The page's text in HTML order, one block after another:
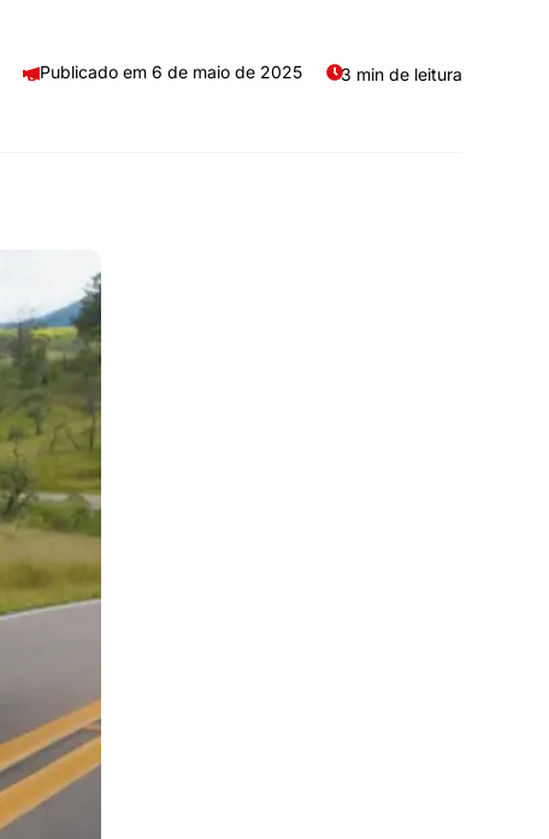
6 de maio de 2025 3 min de leitura